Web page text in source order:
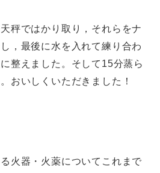
秤ではかり取り，それらをナ
，最後に水を入れて練り合わ
整えました。そして15分蒸ら
おいしくいただきました！
火器・火薬についてこれまで